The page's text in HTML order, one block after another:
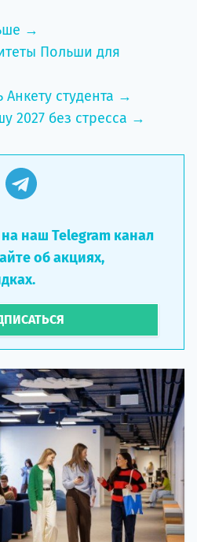
→
Польши для
студента →
2027 без стресса →
наш Telegram канал
об акциях,